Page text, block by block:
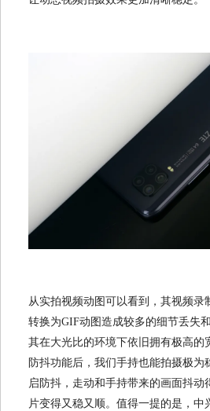
从实拍视频动图可以看到，其视频录
转换为GIF动图造成较多的细节丢失
其在大光比的环境下依旧拥有极高的
防抖功能后，我们手持也能拍摄极为
启防抖，走动和手持带来的画面抖动
片变得又稳又顺。值得一提的是，中